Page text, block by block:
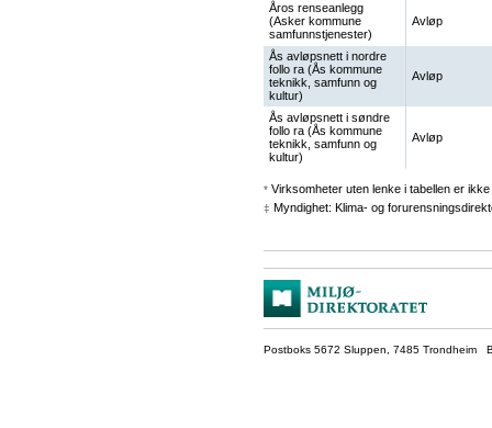
Åros renseanlegg
(Asker kommune
samfunnstjenester)
Avløp
Ås avløpsnett i nordre
follo ra (Ås kommune
teknikk, samfunn og
kultur)
Avløp
Ås avløpsnett i søndre
follo ra (Ås kommune
teknikk, samfunn og
kultur)
Avløp
* Virksomheter uten lenke i tabellen er
‡ Myndighet: Klima- og
Postboks 5672 Sluppen, 7485 Trondheim